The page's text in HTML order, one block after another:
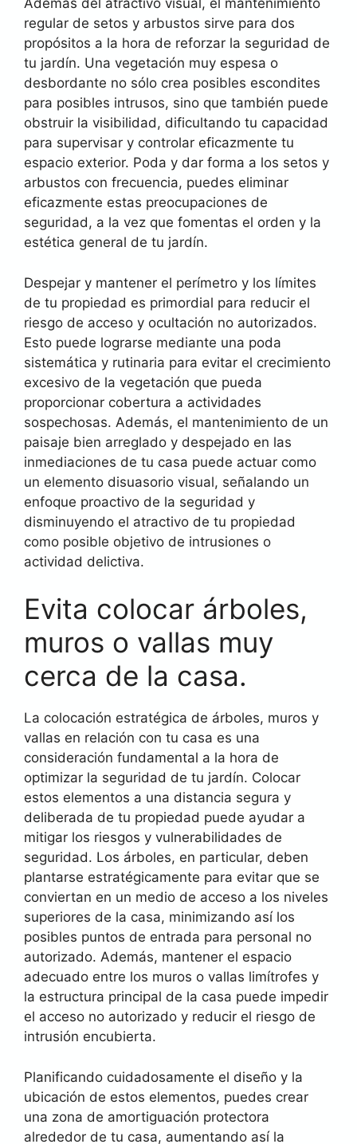
Además del atractivo visual, el mantenimiento
regular de setos y arbustos sirve para dos
propósitos a la hora de reforzar la seguridad de
tu jardín. Una vegetación muy espesa o
desbordante no sólo crea posibles escondites
para posibles intrusos, sino que también puede
obstruir la visibilidad, dificultando tu capacidad
para supervisar y controlar eficazmente tu
espacio exterior. Poda y dar forma a los setos y
arbustos con frecuencia, puedes eliminar
eficazmente estas preocupaciones de
seguridad, a la vez que fomentas el orden y la
estética general de tu jardín.
Despejar y mantener el perímetro y los límites
de tu propiedad es primordial para reducir el
riesgo de acceso y ocultación no autorizados.
Esto puede lograrse mediante una poda
sistemática y rutinaria para evitar el crecimiento
excesivo de la vegetación que pueda
proporcionar cobertura a actividades
sospechosas. Además, el mantenimiento de un
paisaje bien arreglado y despejado en las
inmediaciones de tu casa puede actuar como
un elemento disuasorio visual, señalando un
enfoque proactivo de la seguridad y
disminuyendo el atractivo de tu propiedad
como posible objetivo de intrusiones o
actividad delictiva.
Evita colocar árboles,
muros o vallas muy
cerca de la casa.
La colocación estratégica de árboles, muros y
vallas en relación con tu casa es una
consideración fundamental a la hora de
optimizar la seguridad de tu jardín. Colocar
estos elementos a una distancia segura y
deliberada de tu propiedad puede ayudar a
mitigar los riesgos y vulnerabilidades de
seguridad. Los árboles, en particular, deben
plantarse estratégicamente para evitar que se
conviertan en un medio de acceso a los niveles
superiores de la casa, minimizando así los
posibles puntos de entrada para personal no
autorizado. Además, mantener el espacio
adecuado entre los muros o vallas limítrofes y
la estructura principal de la casa puede impedir
el acceso no autorizado y reducir el riesgo de
intrusión encubierta.
Planificando cuidadosamente el diseño y la
ubicación de estos elementos, puedes crear
una zona de amortiguación protectora
alrededor de tu casa, aumentando así la